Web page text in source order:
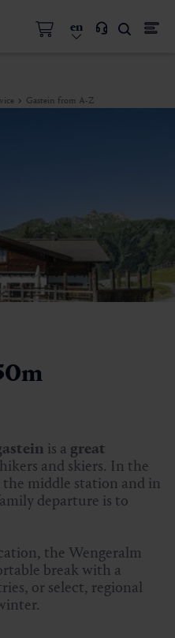
en
Gastein from A-Z
is a great
and skiers. In the
middle station and in
departure is to
the Wengeralm
break with a
or select, regional